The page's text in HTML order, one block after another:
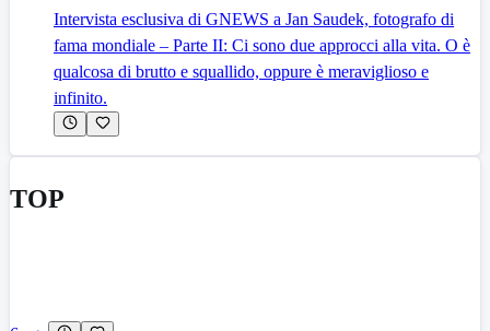
Intervista esclusiva di GNEWS a Jan Saudek, fotografo di
fama mondiale – Parte II: Ci sono due approcci alla vita. O è
qualcosa di brutto e squallido, oppure è meraviglioso e
infinito.
TOP